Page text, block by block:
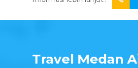
Travel Medan